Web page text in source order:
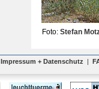
Foto: Stefan
Impressum + Datenschutz |